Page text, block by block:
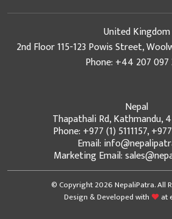
United Kingdom
2nd Floor 115-123 Powis Street,
Phone: +44 207 097
Nepal
Thapathali Rd, Kathmandu,
Phone: +977 (1) 5111157,
Email:
Marketing Email:
© Copyright 2026 NepaliPatra. All
Design & Developed with
at